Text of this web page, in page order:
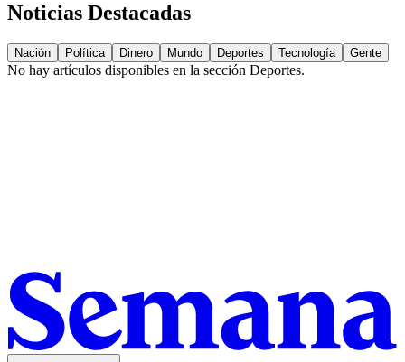
Noticias Destacadas
Nación Política Dinero Mundo Deportes Tecnología Gente
No hay artículos disponibles en la sección Deportes.